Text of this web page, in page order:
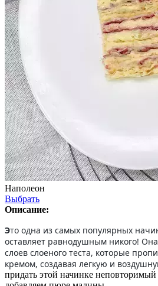
Наполеон
Выбрать
Описание:
Это одна из самых популярных
оставляет равнодушным никого!
слоев слоеного теста, которые
кремом, создавая легкую и
придать этой начинке